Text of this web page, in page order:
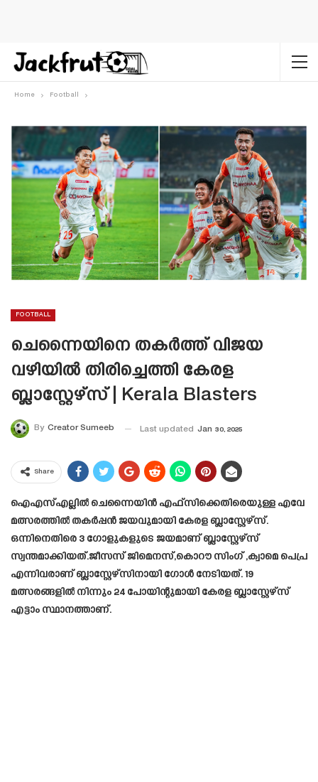
Home Football
FOOTBALL
ചെന്നൈയിനെ തകർത്ത് വിജയ
വഴിയിൽ തിരിച്ചെത്തി കേരള
ബ്ലാസ്റ്റേഴ്‌സ് | Kerala Blasters
By Creator Sumeeb Last updated Jan 30, 2025
Share
ഐ‌എസ്‌എല്ലിൽ ചെന്നൈയിൻ എഫ്‌സിക്കെതിരെയുള്ള എവേ
മത്സരത്തിൽ തകർപ്പൻ ജയവുമായി കേരള ബ്ലാസ്റ്റേഴ്‌സ്.
ഒന്നിനെതിരെ 3 ഗോളുകളുടെ ജയമാണ് ബ്ലാസ്റ്റേഴ്‌സ്
സ്വന്തമാക്കിയത്.ജീസസ് ജിമെനസ്,കൊറൗ സിംഗ് ,ക്വാമെ പെപ്ര
എന്നിവരാണ് ബ്ലാസ്റ്റേഴ്സിനായി ഗോൾ നേടിയത്. 19
മത്സരങ്ങളിൽ നിന്നും 24 പോയിന്റുമായി കേരള ബ്ലാസ്റ്റേഴ്‌സ്
എട്ടാം സ്ഥാനത്താണ്.